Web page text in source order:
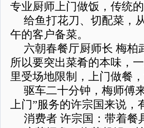
专业厨师上门做饭，传统
给鱼打花刀、切配菜，
午的客户备菜。
六朝春餐厅厨师长 梅柏
所以要突出菜肴的本味，
里受场地限制，上门做餐
驱车二十分钟，梅师傅
上门”服务的许宗国来说，
消费者 许宗国：带着餐